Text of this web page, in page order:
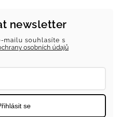
newsletter
mailu souhlasíte s
osobních údajů
se